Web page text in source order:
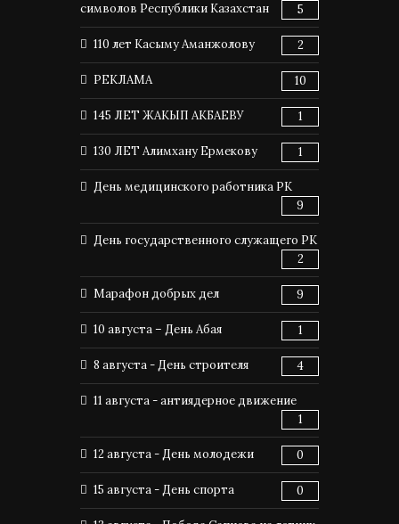
символов Республики Казахстан
5
110 лет Касыму Аманжолову 2
РЕКЛАМА 10
145 ЛЕТ ЖАКЫП АКБАЕВУ 1
130 ЛЕТ Алимхану Ермекову 1
День медицинского работника РК
9
День государственного служащего РК
2
Марафон добрых дел 9
10 августа – День Абая 1
8 августа - День строителя 4
11 августа - антиядерное движение
1
12 августа - День молодежи 0
15 августа - День спорта 0